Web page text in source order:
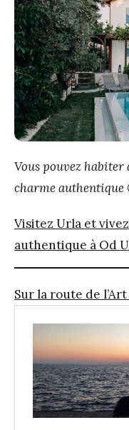
Vous pouvez habiter
charme authentique
Visitez Urla et
authentique à Od
Sur la route de